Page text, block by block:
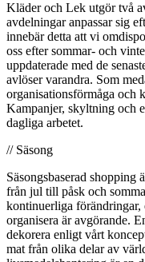
Kläder och Lek utgör två
avdelningar anpassar sig
innebär detta att vi
oss efter sommar- och
uppdaterade med de
avlöser varandra. Som
organisationsförmåga och
Kampanjer, skyltning och
dagliga arbetet.
// Säsong
Säsongsbaserad shopping
från jul till påsk och
kontinuerliga förändringar,
organisera är avgörande.
dekorera enligt vårt
mat från olika delar av